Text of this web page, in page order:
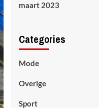
maart 2023
Categories
Mode
Overige
Sport